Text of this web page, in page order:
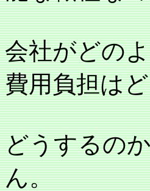
会社がどの
費用負担は
どうするの
ん。